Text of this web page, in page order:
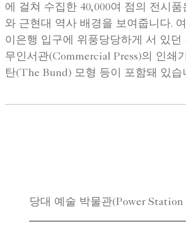
에 걸쳐 수집한 40,000여 점의 전시품
와 근현대 역사 배경을 보여줍니다.
이은행 입구에 위풍당당하게 서 있던
무인서관(Commercial Press)의 인쇄
탄(The Bund) 모형 등이 포함돼 있습
당대 예술 박물관(Power